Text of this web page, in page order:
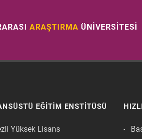
ARAŞTIRMA ÜNİVERSİTESİ
EĞITIM ENSTITÜSÜ
Yüksek Lisans